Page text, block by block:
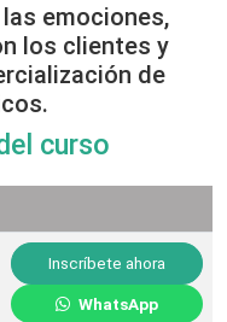
emociones,
los clientes y
de
curso
Inscríbete ahora
WhatsApp